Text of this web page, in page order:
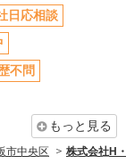
）活躍中
日応相談
不問
もっと見る
市中央区 株式会社H